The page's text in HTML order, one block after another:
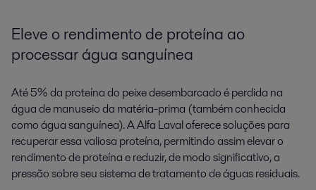
Eleve o rendimento de proteína ao
processar água sanguínea
Até 5% da proteína do peixe desembarcado é perdida na
água de manuseio da matéria-prima (também conhecida
como água sanguínea). A Alfa Laval oferece soluções para
recuperar essa valiosa proteína, permitindo assim elevar o
rendimento de proteína e reduzir, de modo significativo, a
pressão sobre seu sistema de tratamento de águas residuais.